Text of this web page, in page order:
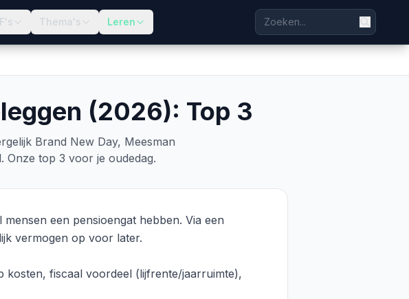
Thema's Leren
(2026): Top 3
Brand New Day, Meesman
Onze top 3 voor je oudedag.
een pensioengat hebben. Via een
vermogen op voor later.
kosten, fiscaal voordeel (lijfrente/jaarruimte),